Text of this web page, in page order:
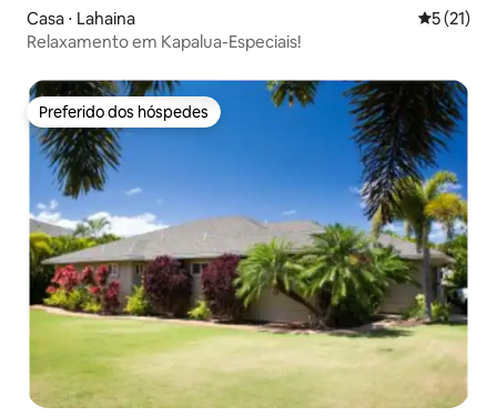
Casa ⋅ Lahaina 5 de uma
5 (21)
Relaxamento em Kapalua-Especiais!
Preferido dos hóspedes
Preferido dos hóspedes